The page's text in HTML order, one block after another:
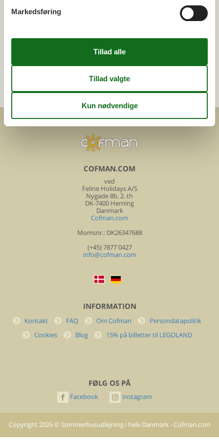
Alle
Vinterferie
COFMAN.COM
ved
Feline Holidays A/S
Nygade 8b. 2. th
DK-7400 Herning
Danmark
Cofman.com
Momsnr.: DK26347688
(+45) 7877 0427
info@cofman.com
INFORMATION
Kontakt FAQ Om Cofman
Persondatapolitik
Cookies
Blog 15% på billetter til LEGOLAND
FØLG OS PÅ
Facebook Instagram
Copyright 2026© Sommerhusudlejning i hele Danmark - Cofman.com
Markedsføring